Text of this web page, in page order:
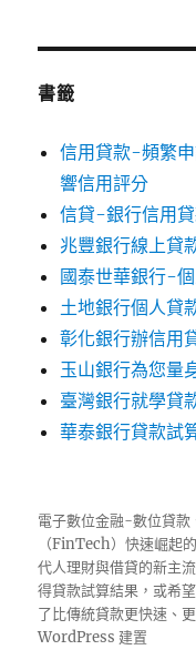
書籤
信用貸款-頻繁
響信用評分
信貸-銀行信用
兆豐銀行線上貸
國泰世華銀行-
土地銀行個人貸
彰化銀行辦信用
玉山銀行為您量
臺灣銀行就學貸
華泰銀行貸款試
電子數位金融-數位貸款
（FinTech）快速崛起
代人理財與借貸的新主
得貸款試算結果，或希
了比傳統貸款更快速、
WordPress 建置